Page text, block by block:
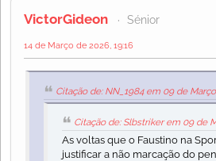
VictorGideon Sénior
14 de Março de 2026, 19:16
Citação de: NN_1984 em 09 de
Citação de: Slbstriker em 09 de
As voltas que o Faustino na
justificar a não marcação do